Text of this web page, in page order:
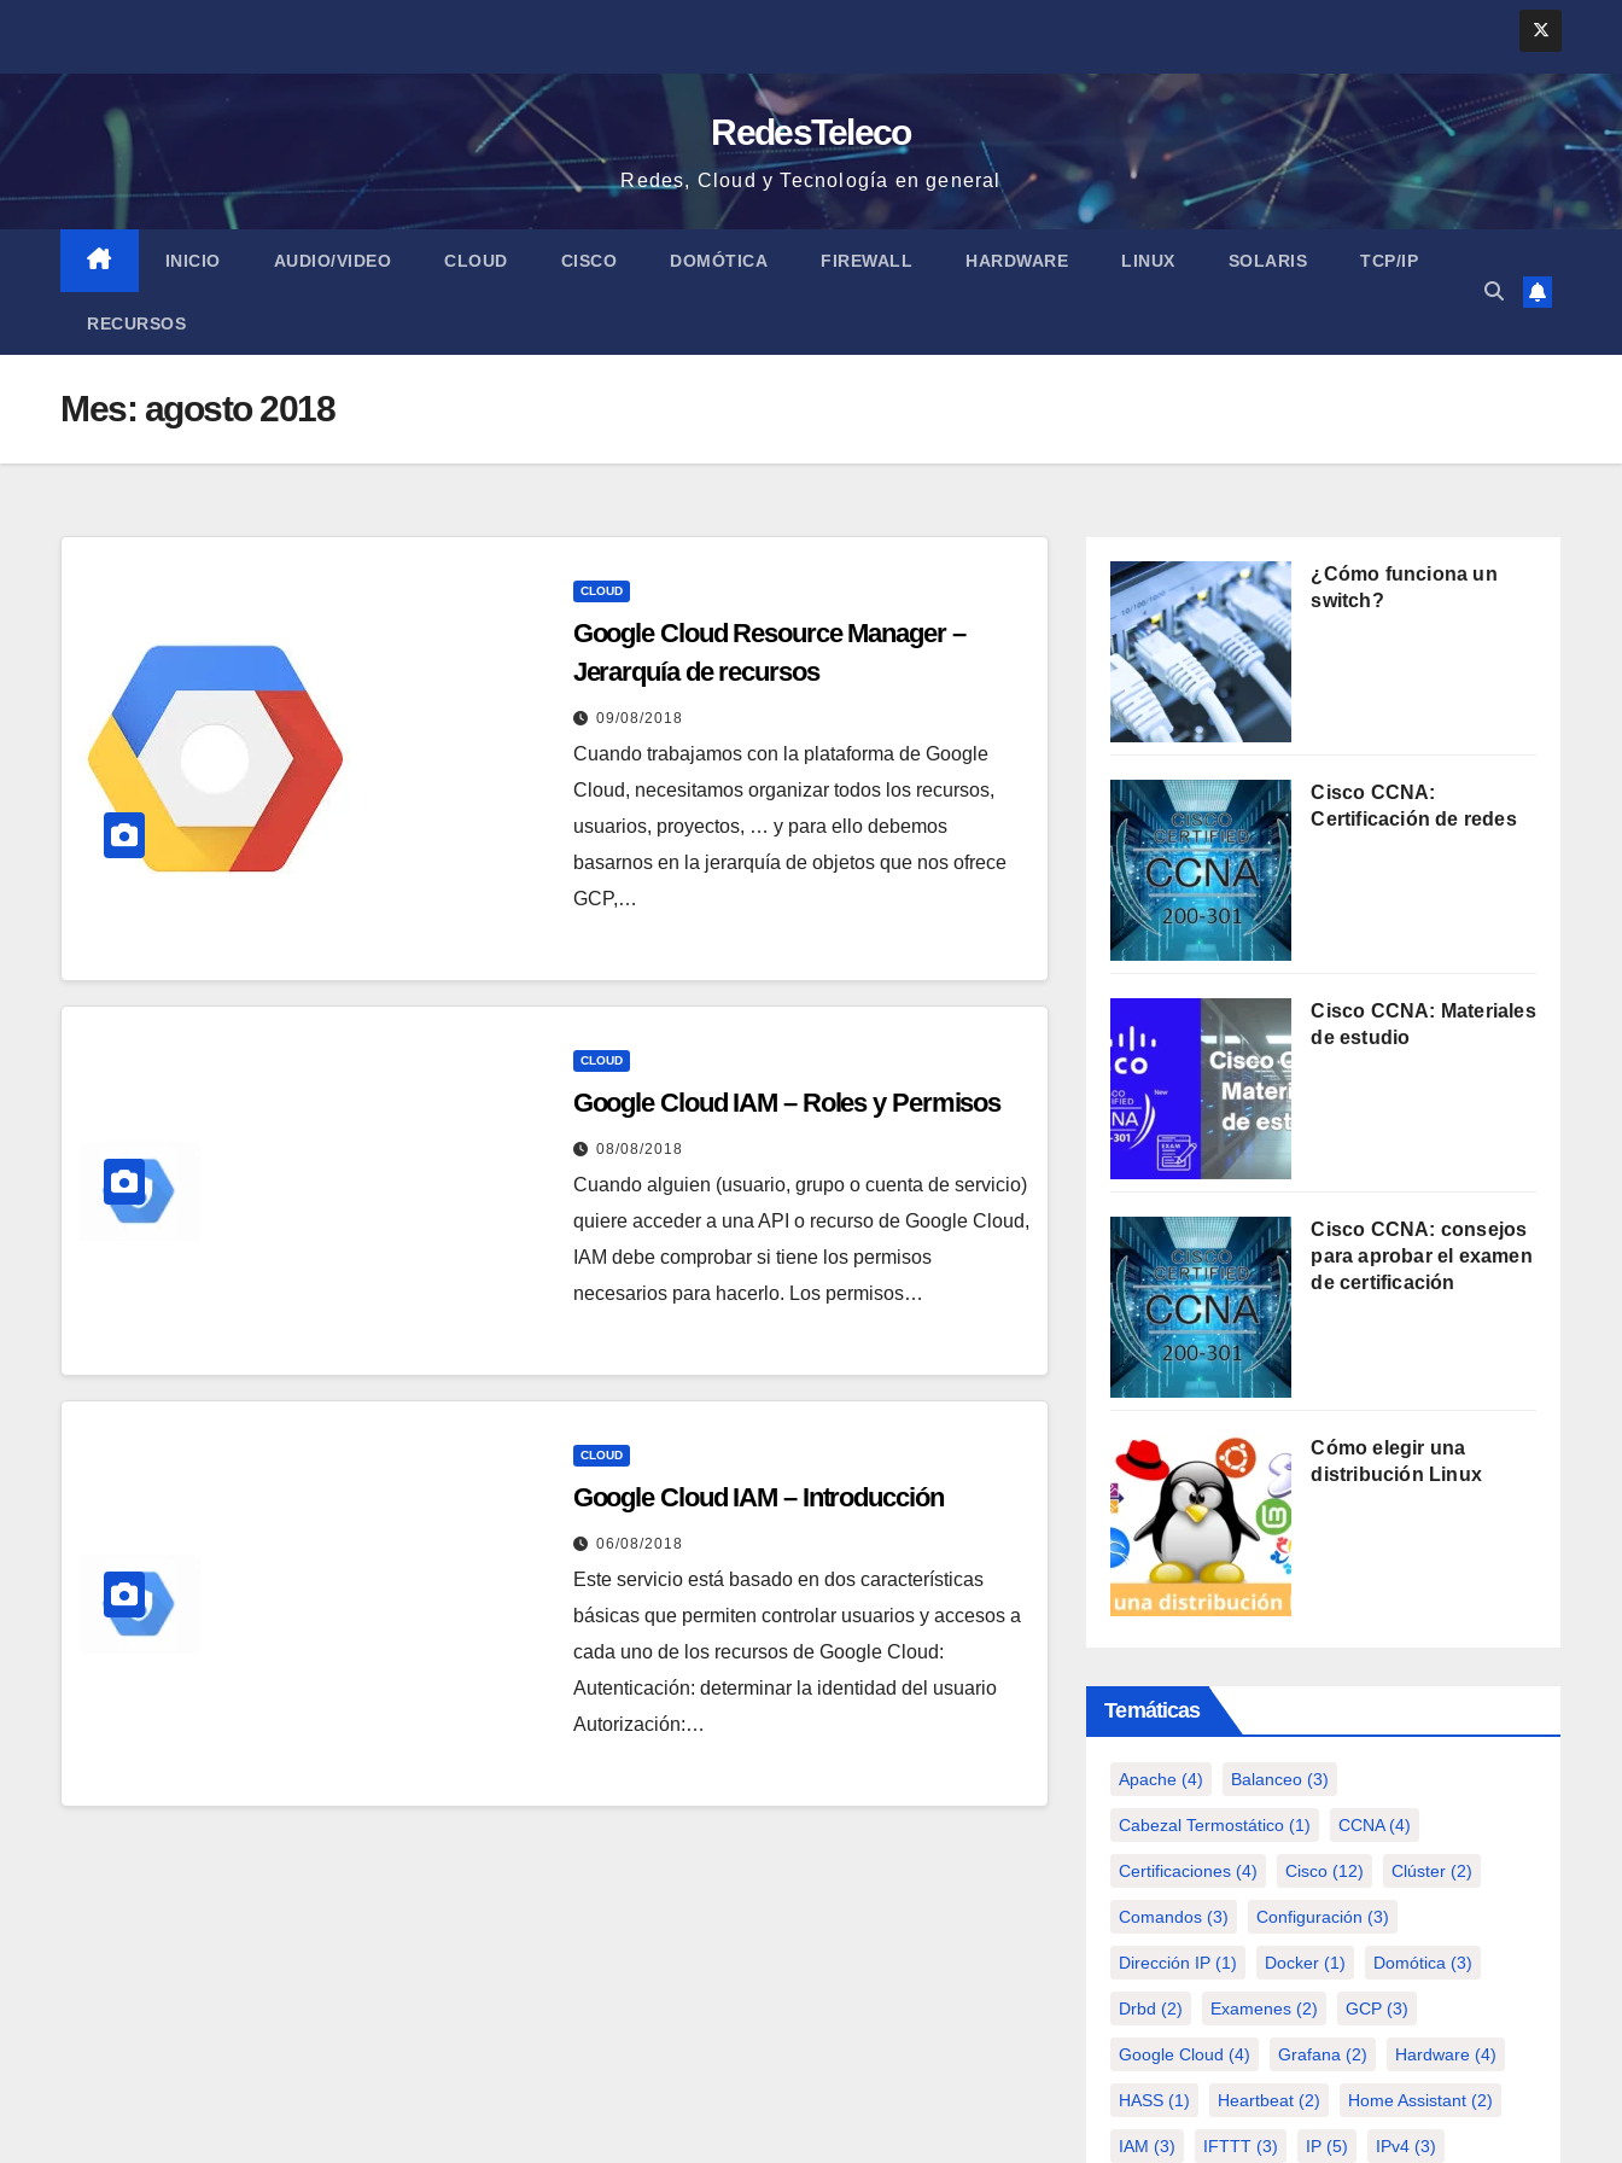
contenido
RedesTeleco
Redes, Cloud y Tecnología en general
INICIO AUDIO/VIDEO CLOUD CISCO DOMÓTICA FIREWALL HARDWARE LINUX SOLARIS TCP/IP
RECURSOS
Mes: agosto 2018
CLOUD
Google Cloud Resource Manager –
Jerarquía de recursos
09/08/2018
Cuando trabajamos con la plataforma de Google
Cloud, necesitamos organizar todos los recursos,
usuarios, proyectos, … y para ello debemos
basarnos en la jerarquía de objetos que nos ofrece
GCP,…
CLOUD
Google Cloud IAM – Roles y Permisos
08/08/2018
Cuando alguien (usuario, grupo o cuenta de servicio)
quiere acceder a una API o recurso de Google Cloud,
IAM debe comprobar si tiene los permisos
necesarios para hacerlo. Los permisos…
CLOUD
Google Cloud IAM – Introducción
06/08/2018
Este servicio está basado en dos características
básicas que permiten controlar usuarios y accesos a
cada uno de los recursos de Google Cloud:
Autenticación: determinar la identidad del usuario
Autorización:…
¿Cómo funciona un
switch?
Cisco CCNA:
Certificación de redes
Cisco CCNA: Materiales
de estudio
Cisco CCNA: consejos
para aprobar el examen
de certificación
Cómo elegir una
distribución Linux
Temáticas
Apache (4) Balanceo (3)
Cabezal Termostático (1) CCNA(4)
Certificaciones (4) Cisco (12) Clúster (2)
Comandos (3) Configuración (3)
Dirección IP (1) Docker (1) Domótica (3)
Drbd (2) Examenes (2) GCP (3)
Google Cloud (4) Grafana (2) Hardware (4)
HASS (1) Heartbeat (2) Home Assistant (2)
IAM (3) IFTTT (3) IP (5) IPv4 (3)